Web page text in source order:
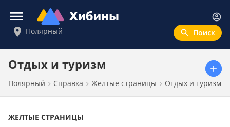
Войти
Новости
Афиша
Полярный
Отдых и туризм
Полярный Справка Желтые страницы Отдых и туризм
ЖЕЛТЫЕ СТРАНИЦЫ